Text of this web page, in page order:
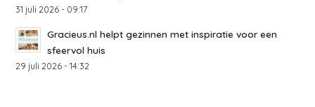
31 juli 2026 - 09:17
Gracieus.nl helpt gezinnen met inspiratie voor een
sfeervol huis
29 juli 2026 - 14:32